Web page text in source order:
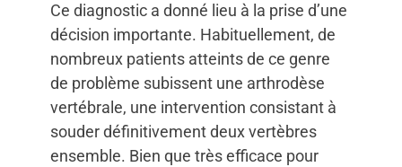
Ce diagnostic a donné lieu à la prise d’une
décision importante. Habituellement, de
nombreux patients atteints de ce genre
de problème subissent une arthrodèse
vertébrale, une intervention consistant à
souder définitivement deux vertèbres
ensemble. Bien que très efficace pour